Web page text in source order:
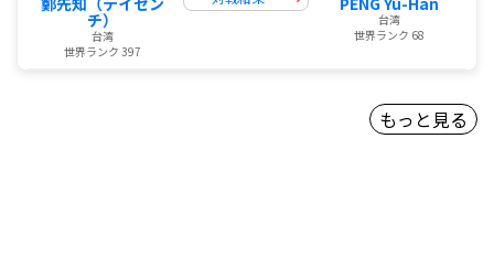
チ）
台湾
世界ランク 397
台湾
世界ランク 68
もっと見る